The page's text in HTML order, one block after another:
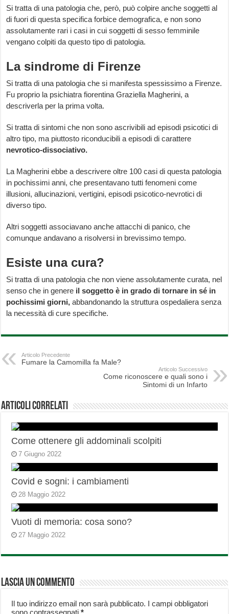
Si tratta di una patologia che, però, può colpire anche soggetti al
di fuori di questa specifica forbice demografica, e non sono
assolutamente rari i casi in cui soggetti di sesso femminile
vengano colpiti da questo tipo di patologia.
La sindrome di Firenze
Si tratta di una patologia che si manifesta spessissimo a Firenze.
Fu proprio la psichiatra fiorentina Graziella Magherini, a
descriverla per la prima volta.
Si tratta di sintomi che non sono ascrivibili ad episodi psicotici di
altro tipo, ma piuttosto riconducibili a episodi di carattere
nevrotico-dissociativo.
La Magherini ebbe a descrivere oltre 100 casi di questa patologia
in pochissimi anni, che presentavano tutti fenomeni come
illusioni, allucinazioni, vertigini, episodi psicotico-nevrotici di
diverso tipo.
Altri soggetti associavano anche attacchi di panico, che
comunque andavano a risolversi in brevissimo tempo.
Esiste una cura?
Si tratta di una patologia che non viene assolutamente curata, nel
senso che in genere il soggetto è in grado di tornare in sé in
pochissimi giorni, abbandonando la struttura ospedaliera senza
la necessità di cure specifiche.
Articolo Precedente
Fumare la Camomilla fa Male?
Articolo Successivo
Come riconoscere e quali sono i
Sintomi di un Infarto
Articoli correlati
Come ottenere gli addominali scolpiti
7 Giugno 2022
Covid e sogni: i cambiamenti
28 Maggio 2022
Vuoti di memoria: cosa sono?
27 Maggio 2022
Lascia un commento
Il tuo indirizzo email non sarà pubblicato. I campi obbligatori